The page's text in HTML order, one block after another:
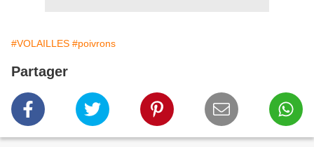
#VOLAILLES #poivrons
Partager